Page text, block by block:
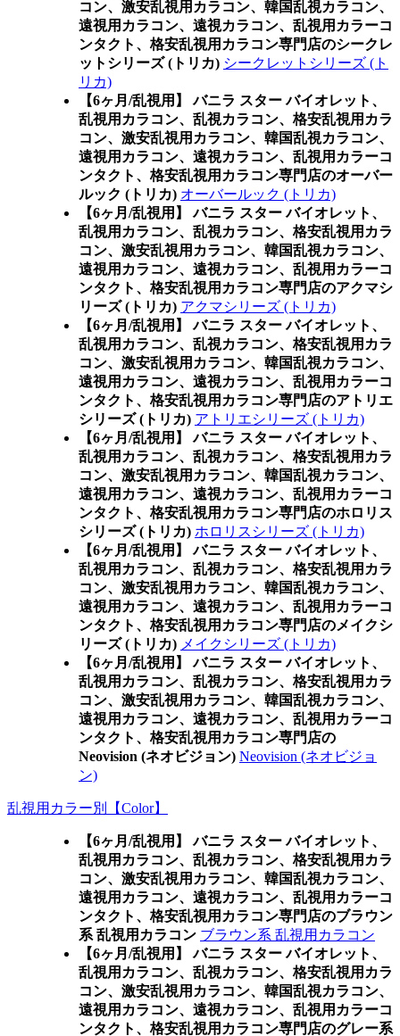
コン、激安乱視用カラコン、韓国乱視カラコン、
遠視用カラコン、遠視カラコン、乱視用カラーコ
ンタクト、格安乱視用カラコン専門店のシークレ
ットシリーズ (トリカ) シークレットシリーズ (ト
リカ)
【6ヶ月/乱視用】 バニラ スター バイオレット、
乱視用カラコン、乱視カラコン、格安乱視用カラ
コン、激安乱視用カラコン、韓国乱視カラコン、
遠視用カラコン、遠視カラコン、乱視用カラーコ
ンタクト、格安乱視用カラコン専門店のオーバー
ルック (トリカ) オーバールック (トリカ)
【6ヶ月/乱視用】 バニラ スター バイオレット、
乱視用カラコン、乱視カラコン、格安乱視用カラ
コン、激安乱視用カラコン、韓国乱視カラコン、
遠視用カラコン、遠視カラコン、乱視用カラーコ
ンタクト、格安乱視用カラコン専門店のアクマシ
リーズ (トリカ) アクマシリーズ (トリカ)
【6ヶ月/乱視用】 バニラ スター バイオレット、
乱視用カラコン、乱視カラコン、格安乱視用カラ
コン、激安乱視用カラコン、韓国乱視カラコン、
遠視用カラコン、遠視カラコン、乱視用カラーコ
ンタクト、格安乱視用カラコン専門店のアトリエ
シリーズ (トリカ) アトリエシリーズ (トリカ)
【6ヶ月/乱視用】 バニラ スター バイオレット、
乱視用カラコン、乱視カラコン、格安乱視用カラ
コン、激安乱視用カラコン、韓国乱視カラコン、
遠視用カラコン、遠視カラコン、乱視用カラーコ
ンタクト、格安乱視用カラコン専門店のホロリス
シリーズ (トリカ) ホロリスシリーズ (トリカ)
【6ヶ月/乱視用】 バニラ スター バイオレット、
乱視用カラコン、乱視カラコン、格安乱視用カラ
コン、激安乱視用カラコン、韓国乱視カラコン、
遠視用カラコン、遠視カラコン、乱視用カラーコ
ンタクト、格安乱視用カラコン専門店のメイクシ
リーズ (トリカ) メイクシリーズ (トリカ)
【6ヶ月/乱視用】 バニラ スター バイオレット、
乱視用カラコン、乱視カラコン、格安乱視用カラ
コン、激安乱視用カラコン、韓国乱視カラコン、
遠視用カラコン、遠視カラコン、乱視用カラーコ
ンタクト、格安乱視用カラコン専門店の
Neovision (ネオビジョン) Neovision (ネオビジョ
ン)
乱視用カラー別【Color】
【6ヶ月/乱視用】 バニラ スター バイオレット、
乱視用カラコン、乱視カラコン、格安乱視用カラ
コン、激安乱視用カラコン、韓国乱視カラコン、
遠視用カラコン、遠視カラコン、乱視用カラーコ
ンタクト、格安乱視用カラコン専門店のブラウン
系 乱視用カラコン ブラウン系 乱視用カラコン
【6ヶ月/乱視用】 バニラ スター バイオレット、
乱視用カラコン、乱視カラコン、格安乱視用カラ
コン、激安乱視用カラコン、韓国乱視カラコン、
遠視用カラコン、遠視カラコン、乱視用カラーコ
ンタクト、格安乱視用カラコン専門店のグレー系